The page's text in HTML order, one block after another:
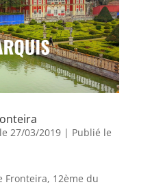
27/03/2019 | Publié le
Fronteira, 12ème du